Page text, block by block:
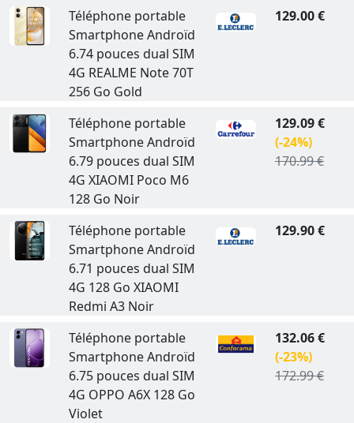
Téléphone portable
Smartphone Androïd
6.74 pouces dual SIM
4G REALME Note 70T
256 Go Gold
129.00 €
Téléphone portable
Smartphone Androïd
6.79 pouces dual SIM
4G XIAOMI Poco M6
128 Go Noir
129.09 €
(-24%)
170.99 €
Téléphone portable
Smartphone Androïd
6.71 pouces dual SIM
4G 128 Go XIAOMI
Redmi A3 Noir
129.90 €
Téléphone portable
Smartphone Androïd
6.75 pouces dual SIM
4G OPPO A6X 128 Go
Violet
132.06 €
(-23%)
172.99 €